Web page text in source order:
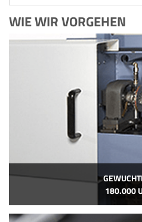
WIE WIR VORGEHEN
180.000